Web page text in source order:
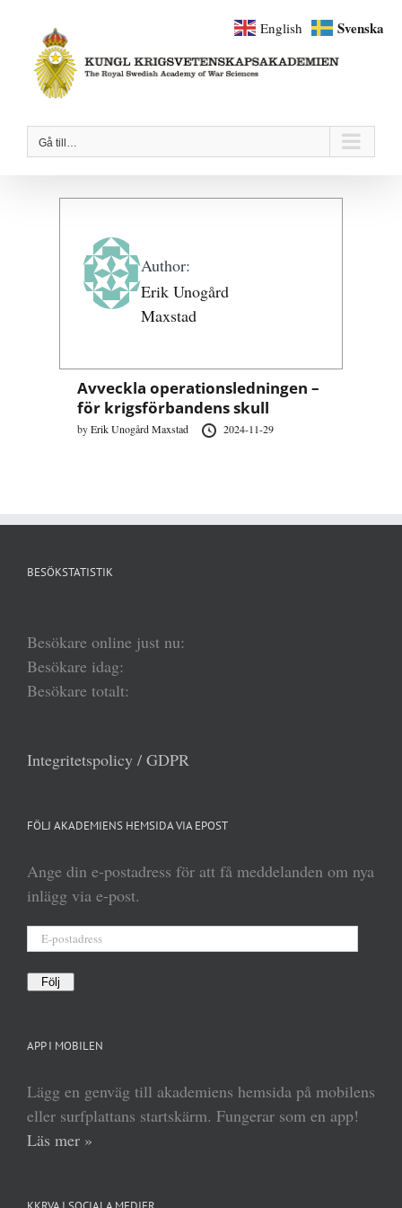
innehållet
Gå till…
Author:
Erik Unogård
Maxstad
Avveckla operationsledningen –
för krigsförbandens skull
byErik Unogård Maxstad 2024-11-29
BESÖKSTATISTIK
Besökare online just nu:
Besökare idag:
Besökare totalt:
Integritetspolicy / GDPR
FÖLJ AKADEMIENS HEMSIDA VIA EPOST
Ange din e-postadress för att få meddelanden om nya
inlägg via e-post.
postadress
Följ
APP I MOBILEN
Lägg en genväg till akademiens hemsida på mobilens
eller surfplattans startskärm. Fungerar som en app!
Läs mer »
English Svenska